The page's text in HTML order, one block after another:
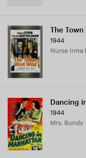
The Town
1944
Nurse
Dancing
1944
Mrs. Bundy